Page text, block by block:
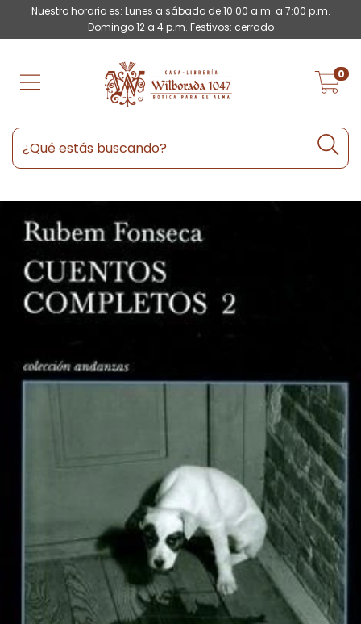
Nuestro horario es: Lunes a sábado de 10:00 a.m. a 7:00 p.m.
Domingo 12 a 4 p.m. Festivos: cerrado
0